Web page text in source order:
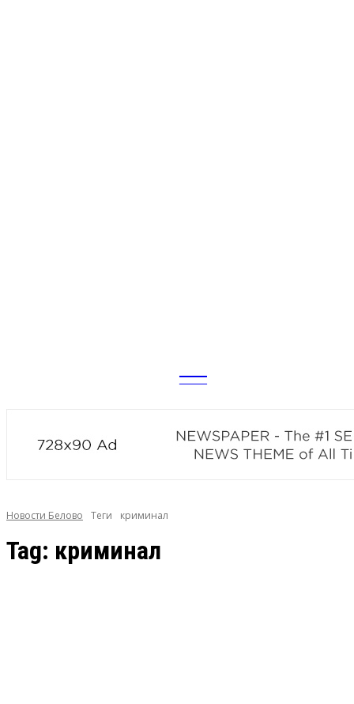
news
Новости Белово Теги криминал
Tag: криминал